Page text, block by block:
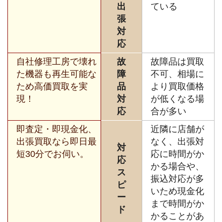
出
張
対
応
ている
自社修理工房で壊れ
た機器も再生可能な
ため高価買取を実
現！
故
障
品
対
応
故障品は買取
不可、相場に
より買取価格
が低くなる場
合が多い
即査定・即現金化、
出張買取なら即日最
短30分でお伺い。
対
応
ス
ピ
ー
ド
近隣に店舗が
なく、出張対
応に時間がか
かる場合や、
振込対応が多
いため現金化
まで時間がか
かることがあ